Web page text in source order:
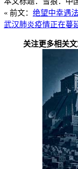
« 前文： 绝望中幸遇
武汉肺炎疫情正在蔓
关注更多相关文